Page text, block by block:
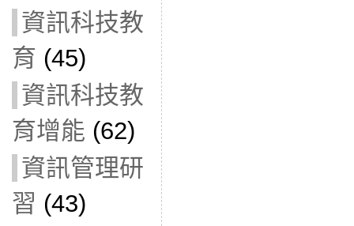
資訊科技教
育 (45)
資訊科技教
育增能 (62)
資訊管理研
習 (43)